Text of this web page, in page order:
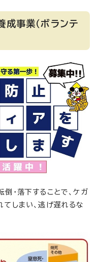
成事業（ボランテ
・落下することで、ケガ
しまい、逃げ遅れるな